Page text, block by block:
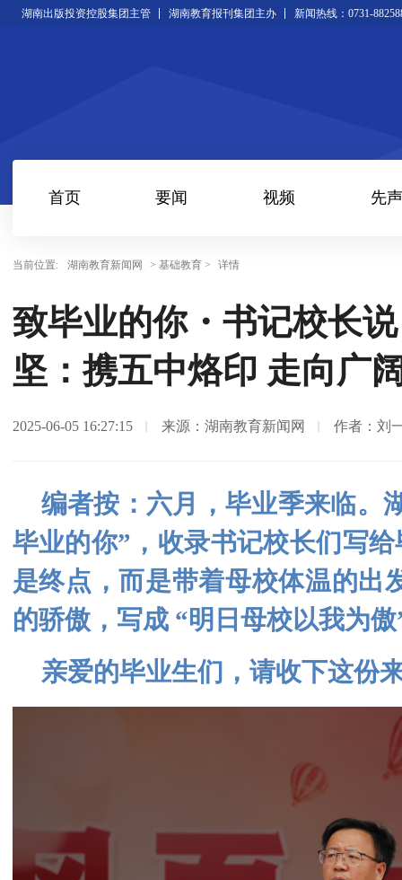
湖南出版投资控股集团主管 湖南教育报刊集团主办 新闻热线：0731-
首页 要闻 视频 先声
当前位置: 湖南教育新闻网 > 基础教育 > 详情
致毕业的你・书记校长
坚：携五中烙印 走向广
2025-06-05 16:27:15 来源：湖南教育新闻网 作者：刘
编者按：六月，毕业季来临。
毕业的你”，收录书记校长们写
是终点，而是带着母校体温的出
的骄傲，写成 “明日母校以我为
亲爱的毕业生们，请收下这份